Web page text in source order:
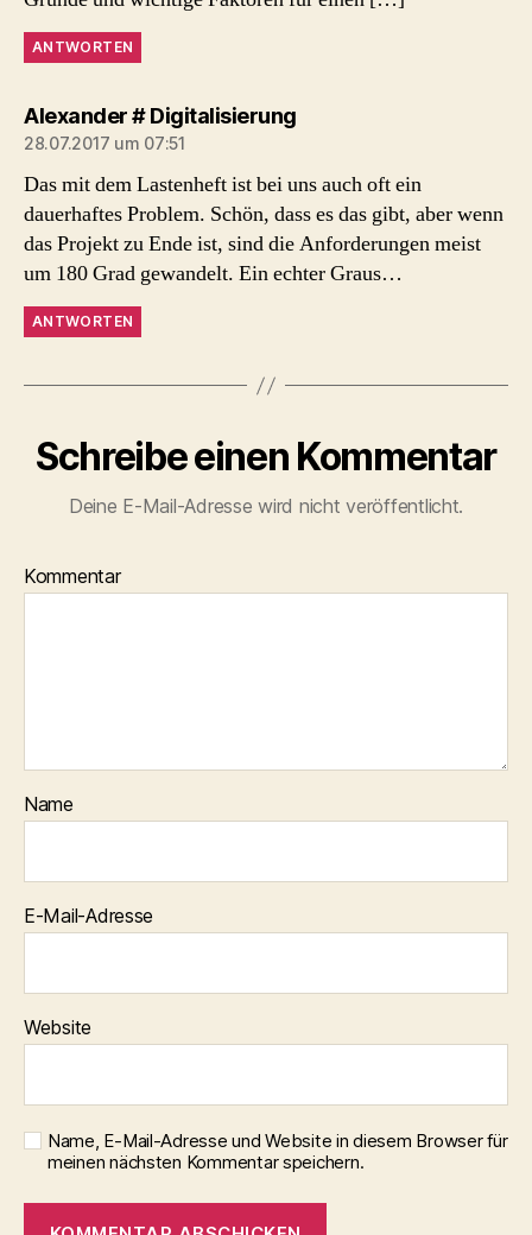
ANTWORTEN
Alexander # Digitalisierungsagt:
28.07.2017 um 07:51
Das mit dem Lastenheft ist bei uns auch oft ein
dauerhaftes Problem. Schön, dass es das gibt, aber wenn
das Projekt zu Ende ist, sind die Anforderungen meist
um 180 Grad gewandelt. Ein echter Graus…
ANTWORTEN
Schreibe einen Kommentar
Deine E-Mail-Adresse wird nicht veröffentlicht.
Kommentar
Name
E-Mail-Adresse
Website
Name, E-Mail-Adresse und Website in diesem Browser für
meinen nächsten Kommentar speichern.